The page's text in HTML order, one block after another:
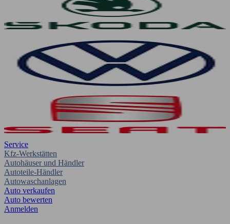
Service
Kfz-Werkstätten
Autohäuser und Händler
Autoteile-Händler
Autowaschanlagen
Auto verkaufen
Auto bewerten
Anmelden